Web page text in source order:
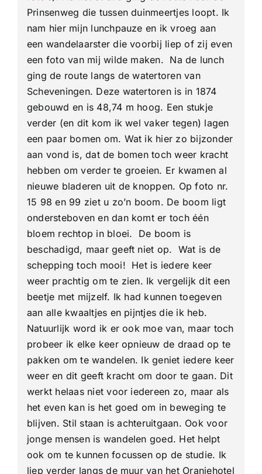
Prinsenweg die tussen duinmeertjes loopt. Ik
nam hier mijn lunchpauze en ik vroeg aan
een wandelaarster die voorbij liep of zij even
een foto van mij wilde maken. Na de lunch
ging de route langs de watertoren van
Scheveningen. Deze watertoren is in 1874
gebouwd en is 48,74 m hoog. Een stukje
verder (en dit kom ik wel vaker tegen) lagen
een paar bomen om. Wat ik hier zo bijzonder
aan vond is, dat de bomen toch weer kracht
hebben om verder te groeien. Er kwamen al
nieuwe bladeren uit de knoppen. Op foto nr.
15 98 en 99 ziet u zo’n boom. De boom ligt
ondersteboven en dan komt er toch één
bloem rechtop in bloei. De boom is
beschadigd, maar geeft niet op. Wat is de
schepping toch mooi! Het is iedere keer
weer prachtig om te zien. Ik vergelijk dit een
beetje met mijzelf. Ik had kunnen toegeven
aan alle kwaaltjes en pijntjes die ik heb.
Natuurlijk word ik er ook moe van, maar toch
probeer ik elke keer opnieuw de draad op te
pakken om te wandelen. Ik geniet iedere keer
weer en dit geeft kracht om door te gaan. Dit
werkt helaas niet voor iedereen zo, maar als
het even kan is het goed om in beweging te
blijven. Stil staan is achteruitgaan. Ook voor
jonge mensen is wandelen goed. Het helpt
ook om te kunnen focussen op de studie. Ik
liep verder langs de muur van het Oranjehotel